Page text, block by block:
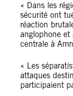
« Dans les
sécurité ont
réaction
anglophone
centrale à
« Les
attaques
participaient